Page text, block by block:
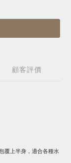
顧客評價
覆上半身，適合各種水